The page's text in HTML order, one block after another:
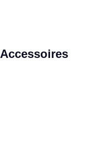
Productgalerij overslaan
Accessoires